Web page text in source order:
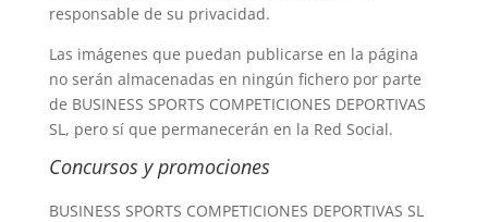
responsable de su privacidad.
Las imágenes que puedan publicarse en la página
no serán almacenadas en ningún fichero por parte
de BUSINESS SPORTS COMPETICIONES DEPORTIVAS
SL, pero sí que permanecerán en la Red Social.
Concursos y promociones
BUSINESS SPORTS COMPETICIONES DEPORTIVAS SL